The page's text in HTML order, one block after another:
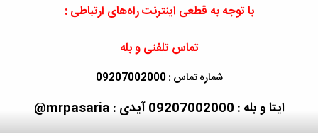
با توجه به قطعی اینترنت راه‌های ارتباطی :
تماس تلفنی و بله
شماره تماس : 09207002000
ایتا و بله : 09207002000 آیدی : mrpasaria@